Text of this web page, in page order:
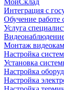
МойСклад
Интеграция с
Обучение работе
Услуга
Монтаж
Настройка
Установка
Настройка
Настройка